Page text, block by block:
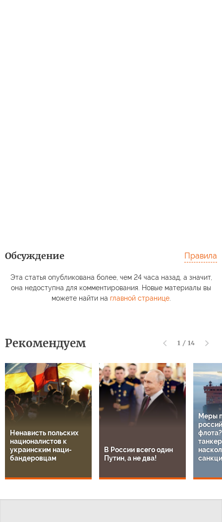
Обсуждение Правила
Эта статья опубликована более, чем 24 часа назад, а значит,
она недоступна для комментирования. Новые материалы вы
можете найти на главной странице.
Рекомендуем 1 / 14
Ненависть польских
националистов к
украинским наци-
бандеровцам
В России всего один
Путин, а не два!
Меры